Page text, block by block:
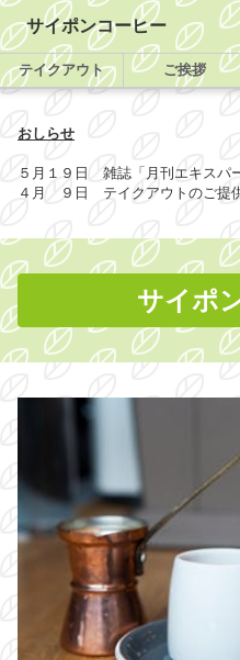
サイポンコーヒー
テイクアウト ご挨拶
おしらせ
５月１９日 雑誌「月刊エキスパ
４月 ９日 テイクアウトのご提
サイポ